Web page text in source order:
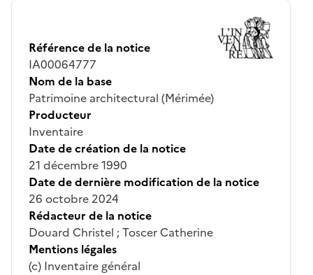
Référence de la notice
IA00064777
Nom de la base
Patrimoine architectural (Mérimée)
Producteur
Inventaire
Date de création de la notice
21 décembre 1990
Date de dernière modification de la notice
26 octobre 2024
Rédacteur de la notice
Douard Christel ; Toscer Catherine
Mentions légales
(c) Inventaire général